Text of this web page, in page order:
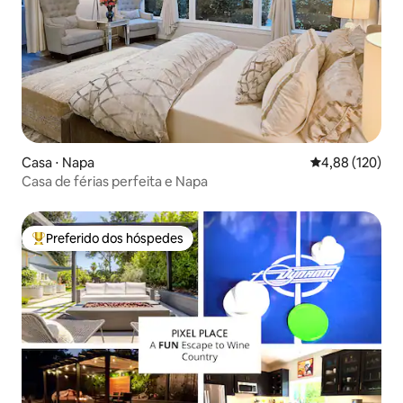
Casa ⋅ Napa 4,88 de uma
4,88 (120)
Casa de férias perfeita e Napa
Entre os melhores preferidos dos hóspedes
Preferido dos hóspedes